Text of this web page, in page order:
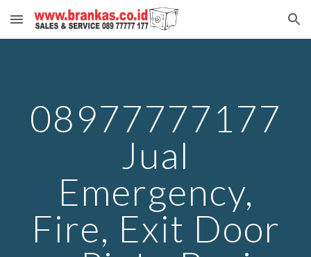
Skip to main content Skip to navigation
08977777177
Jual
Emergency,
Fire, Exit Door